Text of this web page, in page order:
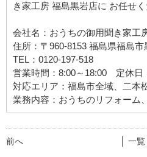
き家工房 福島黒岩店に お任せ
会社名：おうちの御用聞き家工
住所：〒960-8153 福島県福島
TEL：0120-197-518
営業時間：8:00～18:00 定休日
対応エリア：福島市全域、二本
業務内容：おうちのリフォーム
前へ │ 一覧